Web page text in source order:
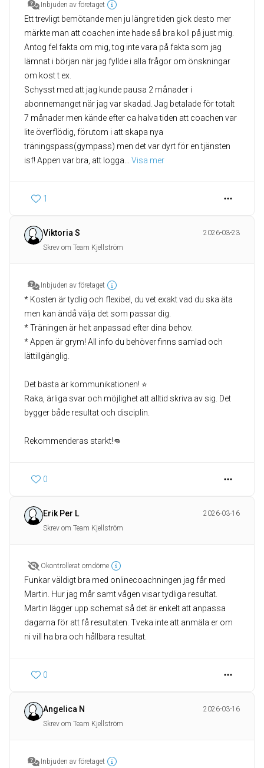
Inbjuden av företaget
Ett trevligt bemötande men ju längre tiden gick desto mer
märkte man att coachen inte hade så bra koll på just mig.
Antog fel fakta om mig, tog inte vara på fakta som jag
lämnat i början när jag fyllde i alla frågor om önskningar
om kost t ex.
Schysst med att jag kunde pausa 2 månader i
abonnemanget när jag var skadad. Jag betalade för totalt
7 månader men kände efter ca halva tiden att coachen var
lite överflödig, förutom i att skapa nya
träningspass(gympass) men det var dyrt för en tjänsten
isf! Appen var bra, att logga
Visa mer
1
Viktoria S
2026-03-23
Skrev om Team Kjellström
Inbjuden av företaget
* Kosten är tydlig och flexibel, du vet exakt vad du ska äta
men kan ändå välja det som passar dig.
* Träningen är helt anpassad efter dina behov.
* Appen är grym! All info du behöver finns samlad och
lättillgänglig.
Det bästa är kommunikationen! ⭐️
Raka, ärliga svar och möjlighet att alltid skriva av sig. Det
bygger både resultat och disciplin.
Rekommenderas starkt!👊
0
Erik Per L
2026-03-16
Skrev om Team Kjellström
Okontrollerat omdöme
Funkar väldigt bra med onlinecoachningen jag får med
Martin. Hur jag mår samt vågen visar tydliga resultat.
Martin lägger upp schemat så det är enkelt att anpassa
dagarna för att få resultaten. Tveka inte att anmäla er om
ni vill ha bra och hållbara resultat.
0
Angelica N
2026-03-16
Skrev om Team Kjellström
Inbjuden av företaget